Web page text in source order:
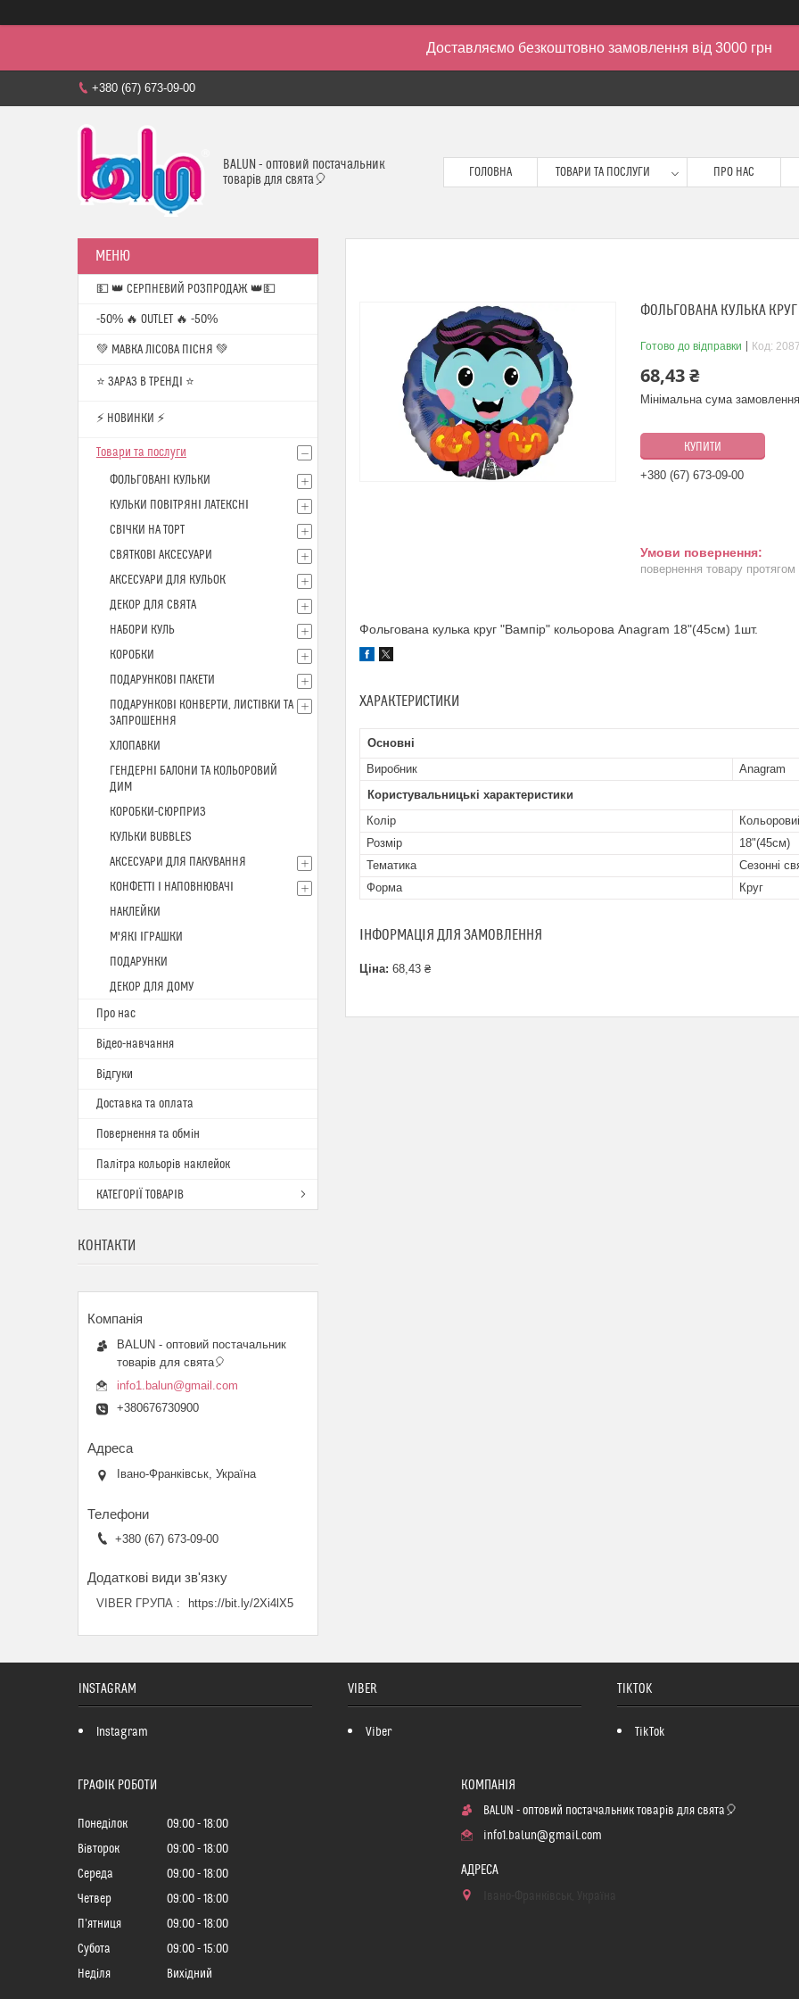
Доставляємо безкоштовно замовлення від 3000 грн
+380 (67) 673-09-00
BALUN - оптовий постачальник
товарів для свята🎈
ГОЛОВНА ТОВАРИ ТА ПОСЛУГИ ПРО НАС
ФОЛЬГОВАНА КУЛЬКА КРУГ
Готово до відправки Код:
68,43 ₴
Мінімальна сума
КУПИТИ
+380 (67) 673-09-00
повернення товару протягом
Фольгована кулька круг "Вампір" кольорова Anagram 18"(45см) 1шт.
ХАРАКТЕРИСТИКИ
Основні
Виробник
Anagram
Користувальницькі характеристики
Колір
Розмір
18"(45см)
Тематика
Сезонні
Форма
Круг
ІНФОРМАЦІЯ ДЛЯ ЗАМОВЛЕННЯ
Ціна: 68,43 ₴
💵 👑 СЕРПНЕВИЙ РОЗПРОДАЖ 👑💵
-50% 🔥 OUTLET 🔥 -50%
💚 МАВКА ЛІСОВА ПІСНЯ 💚
⭐️ ЗАРАЗ В ТРЕНДІ ⭐️
⚡ НОВИНКИ ⚡
Товари та послуги
ФОЛЬГОВАНІ КУЛЬКИ
КУЛЬКИ ПОВІТРЯНІ ЛАТЕКСНІ
СВІЧКИ НА ТОРТ
СВЯТКОВІ АКСЕСУАРИ
АКСЕСУАРИ ДЛЯ КУЛЬОК
ДЕКОР ДЛЯ СВЯТА
НАБОРИ КУЛЬ
КОРОБКИ
ПОДАРУНКОВІ ПАКЕТИ
ПОДАРУНКОВІ КОНВЕРТИ, ЛИСТІВКИ ТА
ЗАПРОШЕННЯ
ХЛОПАВКИ
ГЕНДЕРНІ БАЛОНИ ТА КОЛЬОРОВИЙ
ДИМ
КОРОБКИ-СЮРПРИЗ
КУЛЬКИ BUBBLES
АКСЕСУАРИ ДЛЯ ПАКУВАННЯ
КОНФЕТТІ І НАПОВНЮВАЧІ
НАКЛЕЙКИ
М'ЯКІ ІГРАШКИ
ПОДАРУНКИ
ДЕКОР ДЛЯ ДОМУ
Про нас
Відео-навчання
Відгуки
Доставка та оплата
Повернення та обмін
Палітра кольорів наклейок
КАТЕГОРІЇ ТОВАРІВ
КОНТАКТИ
BALUN - оптовий постачальник
товарів для свята🎈
info1.balun@gmail.com
+380676730900
Івано-Франківськ, Україна
+380 (67) 673-09-00
VIBER ГРУПА https://bit.ly/2Xi4lX5
INSTAGRAM
Instagram
VIBER
Viber
TIKTOK
TikTok
ГРАФІК РОБОТИ
Понеділок 09:00
18:00
Вівторок
09:00
18:00
Середа
09:00
18:00
Четвер
09:00
18:00
Пʼятниця
09:00
18:00
Субота
09:00
15:00
Неділя
Вихідний
BALUN - оптовий постачальник товарів для свята🎈
info1.balun@gmail.com